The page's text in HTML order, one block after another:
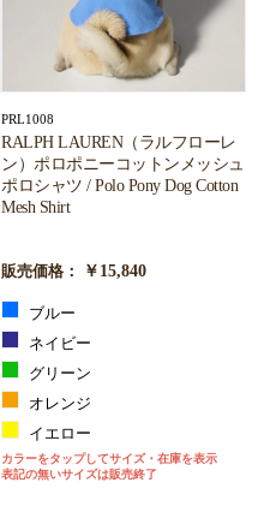
PRL1008
RALPH LAUREN（ラルフローレ
ン）ポロポニーコットンメッシュ
ポロシャツ / Polo Pony Dog Cotton
Mesh Shirt
販売価格： ￥15,840
ブルー
ネイビー
グリーン
オレンジ
イエロー
カラーをタップしてサイズ・在庫を表示
表記の無いサイズは販売終了